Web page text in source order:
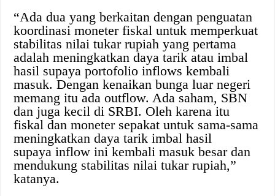
“Ada dua yang berkaitan dengan penguatan
koordinasi moneter fiskal untuk memperkuat
stabilitas nilai tukar rupiah yang pertama
adalah meningkatkan daya tarik atau imbal
hasil supaya portofolio inflows kembali
masuk. Dengan kenaikan bunga luar negeri
memang itu ada outflow. Ada saham, SBN
dan juga kecil di SRBI. Oleh karena itu
fiskal dan moneter sepakat untuk sama-sama
meningkatkan daya tarik imbal hasil
supaya inflow ini kembali masuk besar dan
mendukung stabilitas nilai tukar rupiah,”
katanya.‎